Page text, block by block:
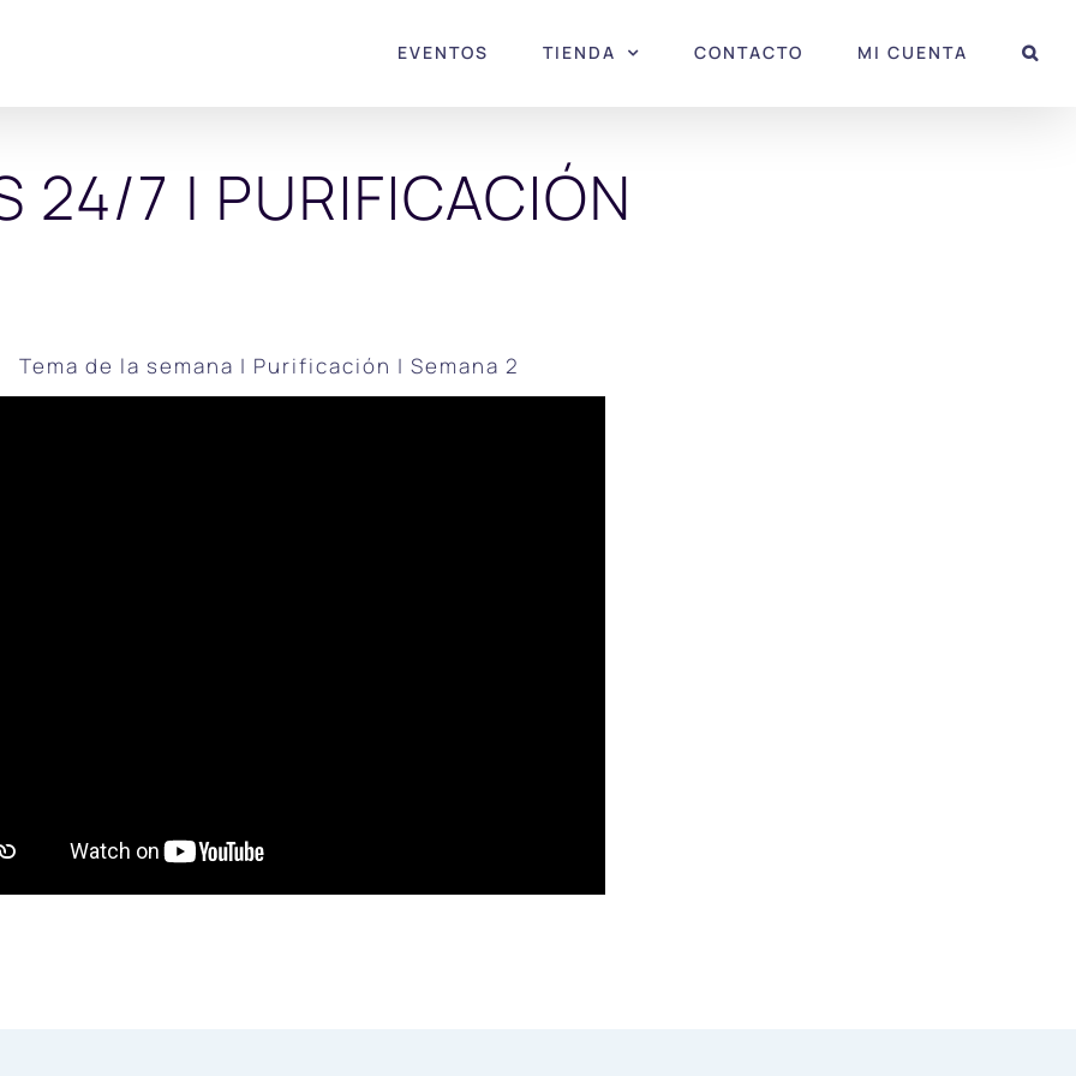
EVENTOS TIENDA CONTACTO MI CUENTA
24/7 | PURIFICACIÓN
Tema de la semana | Purificación | Semana 2